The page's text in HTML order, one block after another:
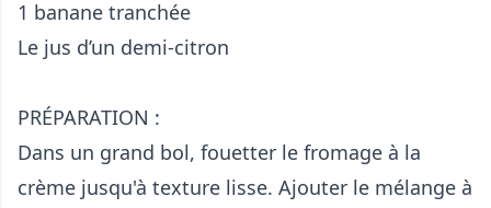
1 banane tranchée
Le jus d’un demi-citron
PRÉPARATION :
Dans un grand bol, fouetter le fromage à la
crème jusqu'à texture lisse. Ajouter le mélange à